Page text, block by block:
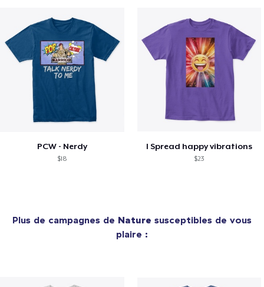
PCW - Nerdy
$18
I Spread happy vibrations
$23
Plus de campagnes de Nature susceptibles de vous
plaire :